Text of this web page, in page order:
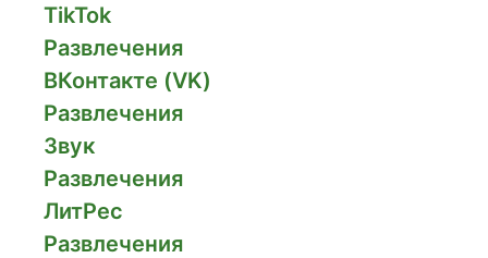
TikTok
Развлечения
ВКонтакте (VK)
Развлечения
Звук
Развлечения
ЛитРес
Развлечения